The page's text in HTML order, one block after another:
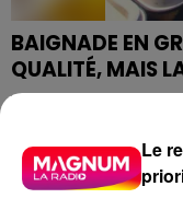
BAIGNADE EN
QUALITÉ, MAIS
L'Agence
publier son
de baignade pour
Le